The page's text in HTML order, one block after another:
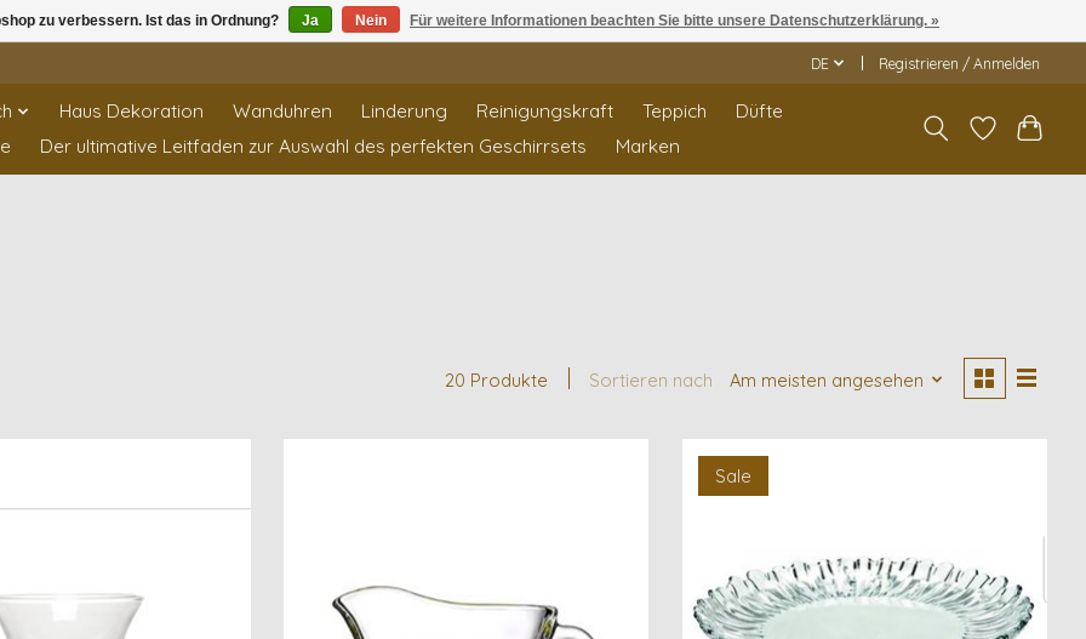
DE Registrieren / Anmelden
Haus Dekoration Wanduhren Linderung Reinigungskraft Teppich
Düfte
Der ultimative Leitfaden zur Auswahl des perfekten Geschirrsets Marken
20 Produkte Sortieren nach Am meisten angesehen
Sale
zu verbessern. Ist das in Ordnung? Ja Nein Für weitere Informationen beachten Sie bitte unsere Datenschutzerklärung. »